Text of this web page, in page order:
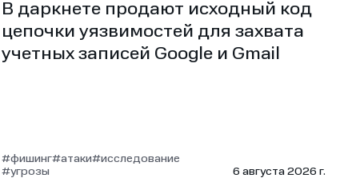
В даркнете продают исходный код
цепочки уязвимостей для захвата
учетных записей Google и Gmail
#фишинг#атаки#исследование
#угрозы
6 августа 2026 г.